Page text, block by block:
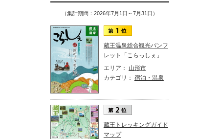
（集計期間：2026年7月1日～7月31日）
蔵王温泉総合観光パンフ
レット「こらっしぇ」
エリア： 山形市
カテゴリ： 宿泊・温泉
蔵王トレッキングガイド
マップ